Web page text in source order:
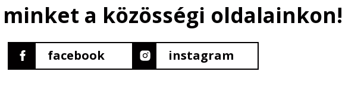
minket a közösségi oldalainkon!
facebook instagram